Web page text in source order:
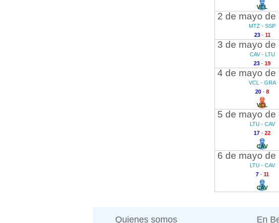
VCL
2 de mayo de
MTZ - SSP
23- 11
3 de mayo de
CAV - LTU
23 - 19
4 de mayo de
VCL - GRA
20 - 8
VCL
5 de mayo de
LTU - CAV
17 - 22
CAV
6 de mayo de
LTU - CAV
7- 11
CAV
Quienes somos En